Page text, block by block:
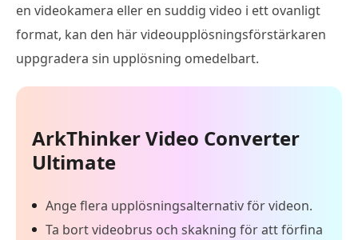
en videokamera eller en suddig video i ett ovanligt
format, kan den här videoupplösningsförstärkaren
uppgradera sin upplösning omedelbart.
ArkThinker Video Converter
Ultimate
Ange flera upplösningsalternativ för videon.
Ta bort videobrus och skakning för att förfina